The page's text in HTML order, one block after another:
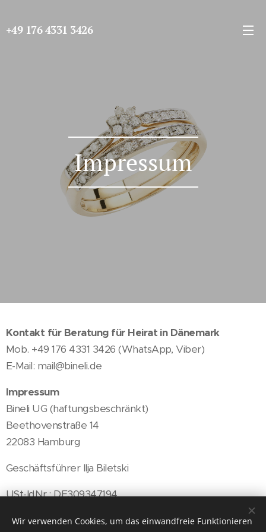
+49 176 4331 3426
Impressum
Kontakt für Beratung für Heirat in Dänemark
Mob. +49 176 4331 3426 (WhatsApp, Viber)
E-Mail: mail@bineli.de
Impressum
Bineli UG (haftungsbeschränkt)
Beethovenstraße 14
22083 Hamburg
Geschäftsführer Ilja Biletski
USt-IdNr.: DE309347194
Wir verwenden Cookies, um das einwandfreie Funktionieren